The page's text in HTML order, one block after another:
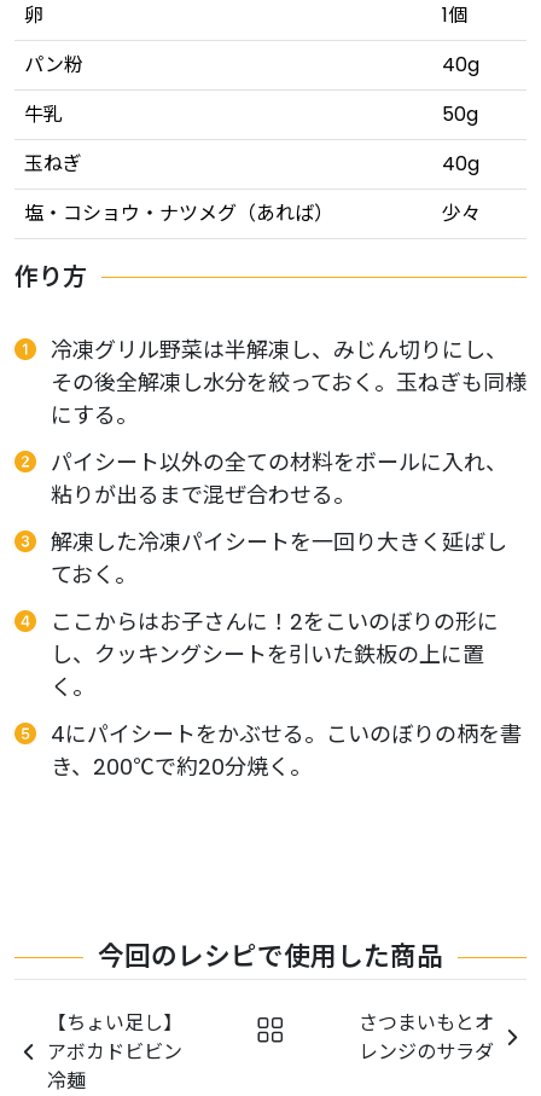
卵
1個
パン粉
40g
牛乳
50g
玉ねぎ
40g
塩・コショウ・ナツメグ（あれば）
少々
作り方
冷凍グリル野菜は半解凍し、みじん切りにし、
その後全解凍し水分を絞っておく。玉ねぎも同様
にする。
パイシート以外の全ての材料をボールに入れ、
粘りが出るまで混ぜ合わせる。
解凍した冷凍パイシートを一回り大きく延ばし
ておく。
ここからはお子さんに！2をこいのぼりの形に
し、クッキングシートを引いた鉄板の上に置
く。
4にパイシートをかぶせる。こいのぼりの柄を書
き、200℃で約20分焼く。
今回のレシピで使用した商品
【ちょい足し】
アボカドビビン
冷麺
さつまいもとオ
レンジのサラダ